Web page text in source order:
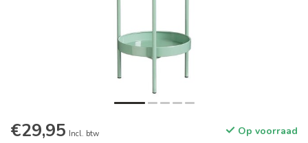
€29,95 Incl. btw Op voorraad